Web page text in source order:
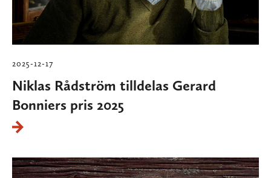
2025-12-17
Niklas Rådström tilldelas Gerard
Bonniers pris 2025